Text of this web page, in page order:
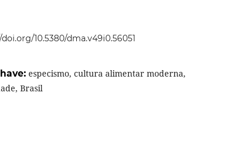
10.5380/dma.v49i0.56051
especismo, cultura alimentar moderna,
Brasil